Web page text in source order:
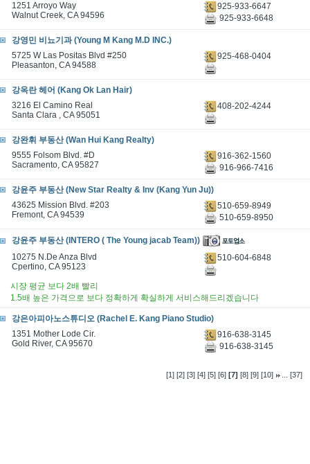
1251 Arroyo Way
Walnut Creek, CA 94596
925-933-6647
925-933-6648
강영민 비뇨기과 (Young M Kang M.D INC.)
5725 W Las Positas Blvd #250
Pleasanton, CA 94588
925-468-0404
강옥란 헤어 (Kang Ok Lan Hair)
3216 El Camino Real
Santa Clara , CA 95051
408-202-4244
강완휘 부동산 (Wan Hui Kang Realty)
9555 Folsom Blvd. #D
Sacramento, CA 95827
916-362-1560
916-966-7416
강윤주 부동산 (New Star Realty & Inv (Kang Yun Ju))
43625 Mission Blvd. #203
Fremont, CA 94539
510-659-8949
510-659-8950
강윤주 부동산 (INTERO ( The Young jacab Team))
10275 N.De Anza Blvd
Cpertino, CA 95123
510-604-6848
시장 평균 보다 2배 빨리
1.5배 높은 가격으로 보다 정확하게 확실하게 서비스해드리겠습니다
강은아피아노스튜디오 (Rachel E. Kang Piano Studio)
1351 Mother Lode Cir.
Gold River, CA 95670
916-638-3145
916-638-3145
[1] [2] [3] [4] [5] [6] [7] [8] [9] [10] ...[37]